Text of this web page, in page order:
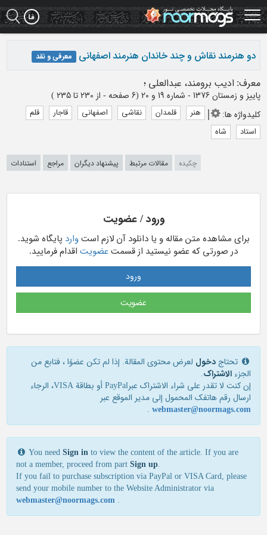
Skip
to
main
دو هنرمند نقاش و چند خاندان هنرمند اصفهانی معرفی و نقد
معرف: ادیب برومند، عبدالعلی ؛
پاییز و زمستان 1376 - شماره 19 و 20 (‎6 صفحه - از 230 تا 235 )
کلیدواژه ها: هنر قلمدان نقاشی اصفهانی قاجار قلم
استاد شاه
چکیده مقالات مرتبط پیشنهاد دیگران مراجع استنادات
ورود / عضویت
برای مشاهده متن مقاله و یا دانلود آن لازم استوارد پایگاه شوید.
در صورتی که عضو نیستید از قسمت عضویت اقدام فرمایید.
ورود
عضویت
تحتاج دخول لعرض محتوى المقالة. إذا لم تكن عضوًا ، فتابع من
الجزء الاشتراک.
إن كنت لا تقدر علی شراء الاشتراك عبرPayPal أو بطاقة VISA، الرجاء
ارسال رقم هاتفك المحمول إلی مدير الموقع عبر
webmaster@noormags.com
.
You need Sign in to view the content of the article. If you are
not a member, proceed from part Sign up.
If you fail to purchase subscription via PayPal or VISA Card, please
send your mobile number to the Website Administrator via
webmaster@noormags.com .